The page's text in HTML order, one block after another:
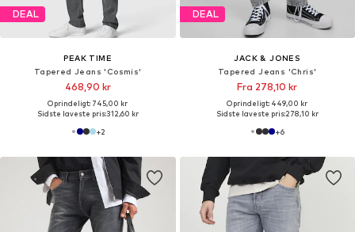
DEAL
PEAK TIME
Tapered Jeans 'Cosmis'
468,90 kr
Oprindeligt: 745,00 kr
Sidste laveste pris:312,60 kr
+2
DEAL
JACK & JONES
Tapered Jeans 'Chris'
Fra 278,10 kr
Oprindeligt: 449,00 kr
Sidste laveste pris:278,10 kr
+6